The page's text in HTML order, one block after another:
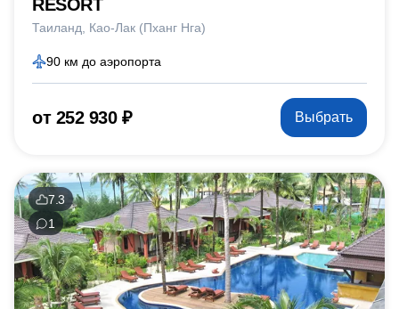
RESORT
Таиланд Као-Лак (Пханг Нга)
90 км до аэропорта
от 252 930 ₽ Выбрать
7.3
1